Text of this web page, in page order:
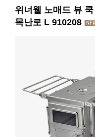
위너웰 노매드 뷰
목난로 L 910208